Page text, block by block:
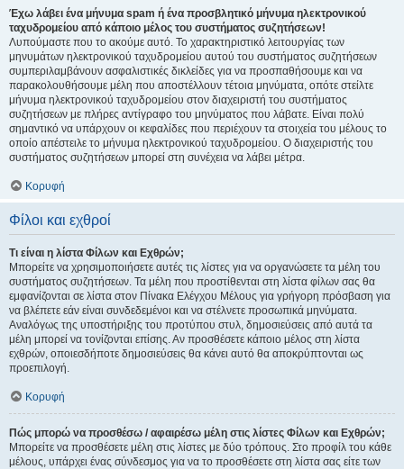
Έχω λάβει ένα μήνυμα spam ή ένα προσβλητικό μήνυμα ηλεκτρονικού
ταχυδρομείου από κάποιο μέλος του συστήματος συζητήσεων!
Λυπούμαστε που το ακούμε αυτό. Το χαρακτηριστικό λειτουργίας των
μηνυμάτων ηλεκτρονικού ταχυδρομείου αυτού του συστήματος συζητήσεων
συμπεριλαμβάνουν ασφαλιστικές δικλείδες για να προσπαθήσουμε και να
παρακολουθήσουμε μέλη που αποστέλλουν τέτοια μηνύματα, οπότε στείλτε
μήνυμα ηλεκτρονικού ταχυδρομείου στον διαχειριστή του συστήματος
συζητήσεων με πλήρες αντίγραφο του μηνύματος που λάβατε. Είναι πολύ
σημαντικό να υπάρχουν οι κεφαλίδες που περιέχουν τα στοιχεία του μέλους το
οποίο απέστειλε το μήνυμα ηλεκτρονικού ταχυδρομείου. Ο διαχειριστής του
συστήματος συζητήσεων μπορεί στη συνέχεια να λάβει μέτρα.
Κορυφή
Φίλοι και εχθροί
Τι είναι η λίστα Φίλων και Εχθρών;
Μπορείτε να χρησιμοποιήσετε αυτές τις λίστες για να οργανώσετε τα μέλη του
συστήματος συζητήσεων. Τα μέλη που προστίθενται στη λίστα φίλων σας θα
εμφανίζονται σε λίστα στον Πίνακα Ελέγχου Μέλους για γρήγορη πρόσβαση για
να βλέπετε εάν είναι συνδεδεμένοι και να στέλνετε προσωπικά μηνύματα.
Αναλόγως της υποστήριξης του προτύπου στυλ, δημοσιεύσεις από αυτά τα
μέλη μπορεί να τονίζονται επίσης. Αν προσθέσετε κάποιο μέλος στη λίστα
εχθρών, οποιεσδήποτε δημοσιεύσεις θα κάνει αυτό θα αποκρύπτονται ως
προεπιλογή.
Κορυφή
Πώς μπορώ να προσθέσω / αφαιρέσω μέλη στις λίστες Φίλων και Εχθρών;
Μπορείτε να προσθέσετε μέλη στις λίστες με δύο τρόπους. Στο προφίλ του κάθε
μέλους, υπάρχει ένας σύνδεσμος για να το προσθέσετε στη λίστα σας είτε των